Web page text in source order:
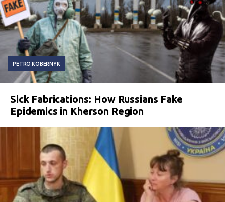
PETRO KOBERNYK
Sick Fabrications: How Russians Fake
Epidemics in Kherson Region